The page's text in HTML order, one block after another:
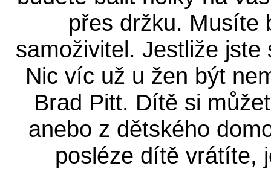
přes držku. Musíte
samoživitel. Jestliže
Nic víc už u žen být
Brad Pitt. Dítě si
anebo z dětského
posléze dítě vrátíte,